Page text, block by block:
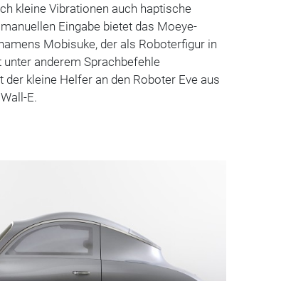
kleine Vibrationen auch haptische
Eingabe bietet das Moeye-
Mobisuke, der als Roboterfigur in
anderem Sprachbefehle
kleine Helfer an den Roboter Eve aus
E.